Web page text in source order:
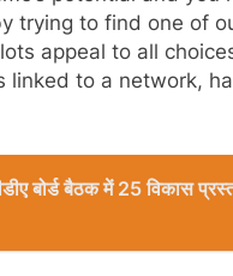
trying to find one of
appeal to all
linked to a network,
बोर्ड बैठक में 25 विकास